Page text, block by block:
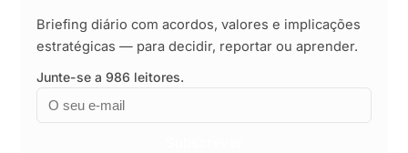
Briefing diário com acordos, valores e implicações
estratégicas — para decidir, reportar ou aprender.
Junte-se a 986 leitores.
Email
Empresa